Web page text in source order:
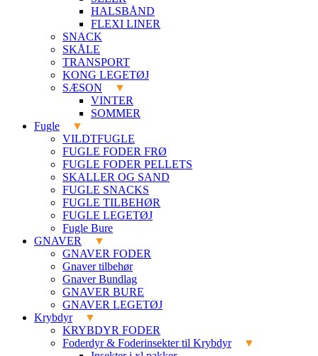
HALSBÅND
FLEXI LINER
SNACK
SKÅLE
TRANSPORT
KONG LEGETØJ
SÆSON
VINTER
SOMMER
Fugle
VILDTFUGLE
FUGLE FODER FRØ
FUGLE FODER PELLETS
SKALLER OG SAND
FUGLE SNACKS
FUGLE TILBEHØR
FUGLE LEGETØJ
Fugle Bure
GNAVER
GNAVER FODER
Gnaver tilbehør
Gnaver Bundlag
GNAVER BURE
GNAVER LEGETØJ
Krybdyr
KRYBDYR FODER
Foderdyr & Foderinsekter til Krybdyr